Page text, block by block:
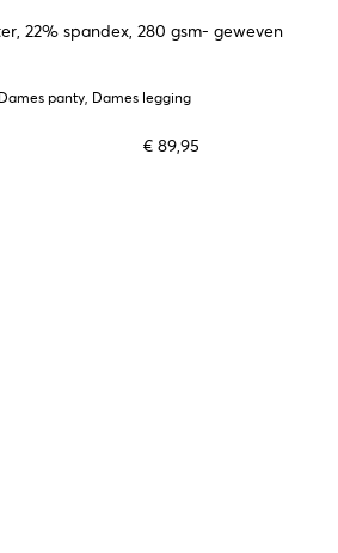
22% spandex, 280 gsm- geweven
panty, Dames legging
€ 89,95